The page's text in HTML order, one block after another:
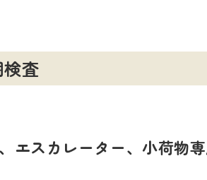
査
エスカレーター、小荷物